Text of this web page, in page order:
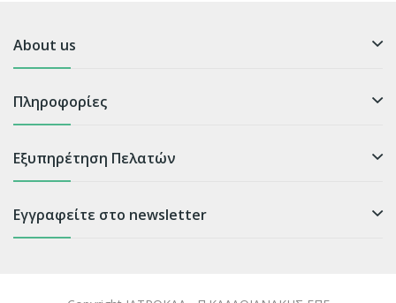
About us
Πληροφορίες
Εξυπηρέτηση Πελατών
Εγγραφείτε στο newsletter